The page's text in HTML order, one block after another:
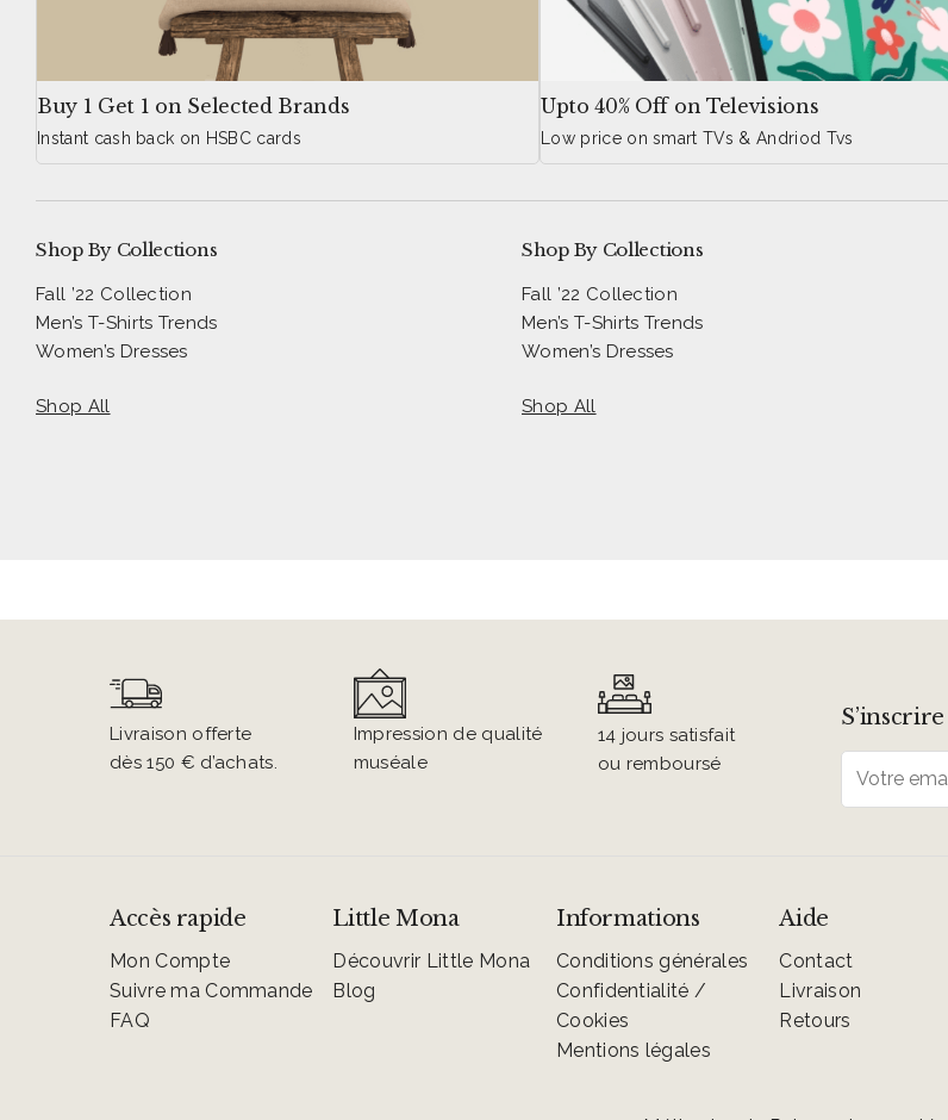
Buy 1 Get 1 on Selected Brands
Instant cash back on HSBC cards
Upto 40% Off on Televisions
Low price on smart TVs & Andriod Tvs
Shop By Collections
Fall ’22 Collection
Men’s T-Shirts Trends
Women’s Dresses
Shop All
Shop By Collections
Fall ’22 Collection
Men’s T-Shirts Trends
Women’s Dresses
Shop All
Livraison offerte
dès 150 € d’achats.
Impression de qualité
muséale
14 jours satisfait
ou remboursé
Accès rapide
Mon Compte
Suivre ma Commande
FAQ
Little Mona
Découvrir Little Mona
Blog
Informations
Conditions générales
Confidentialité /
Cookies
Mentions légales
Aide
Contact
Livraison
Retours